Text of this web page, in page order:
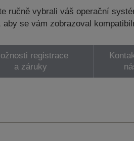
ručně vybrali váš operační
aby se vám zobrazoval
registrace
a záruky